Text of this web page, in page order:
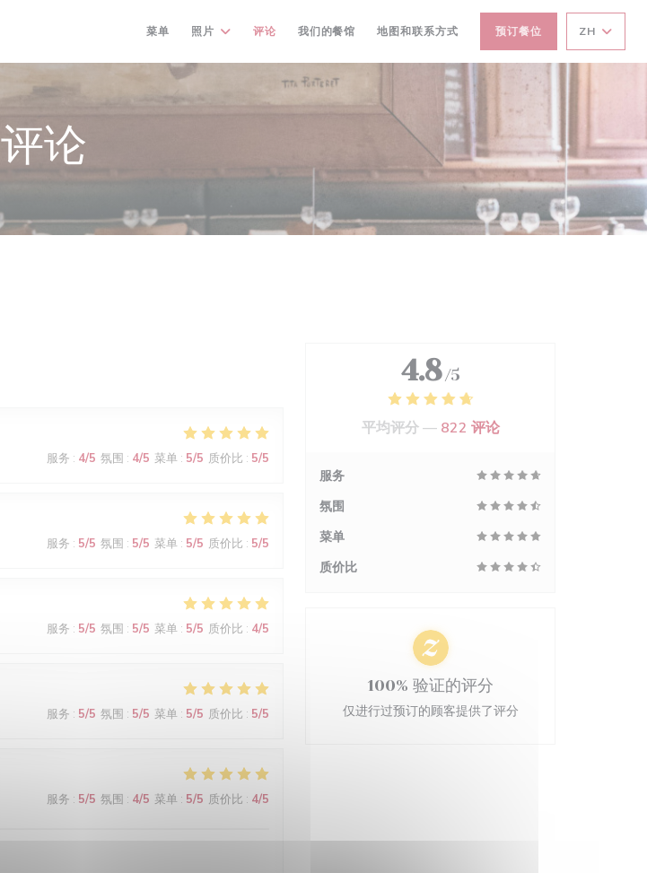
菜单 照片 评论 我们的餐馆 地图和联系方式 预订餐位 ZH
评论
服务 : 4/5 氛围 : 4/5 菜单 : 5/5 质价比 : 5/5
服务 : 5/5 氛围 : 5/5 菜单 : 5/5 质价比 : 5/5
服务 : 5/5 氛围 : 5/5 菜单 : 5/5 质价比 : 4/5
服务 : 5/5 氛围 : 5/5 菜单 : 5/5 质价比 : 5/5
服务 : 5/5 氛围 : 4/5 菜单 : 5/5 质价比 : 4/5
4.8 /5
平均评分 — 822 评论
服务
氛围
菜单
质价比
100% 验证的评分
仅进行过预订的顾客提供了评分